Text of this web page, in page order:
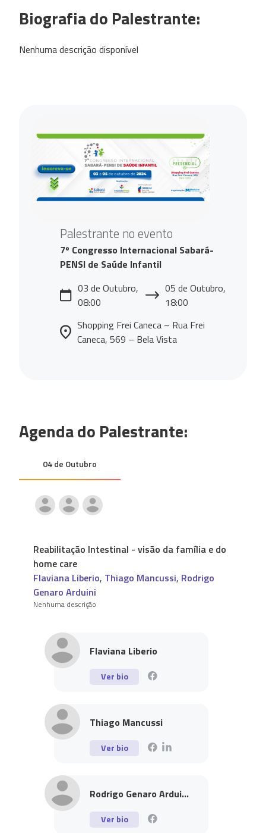
Biografia do Palestrante:
Nenhuma descrição disponível
Palestrante no evento
7º Congresso Internacional Sabará-
PENSI de Saúde Infantil
03 de Outubro,
08:00
05 de Outubro,
18:00
Shopping Frei Caneca – Rua Frei
Caneca, 569 – Bela Vista
Agenda do Palestrante:
04 de Outubro
Reabilitação Intestinal - visão da família e do
home care
Flaviana Liberio, Thiago Mancussi, Rodrigo
Genaro Arduini
Nenhuma descrição
Flaviana Liberio
Ver bio
Thiago Mancussi
Ver bio
Rodrigo Genaro Ardui...
Ver bio